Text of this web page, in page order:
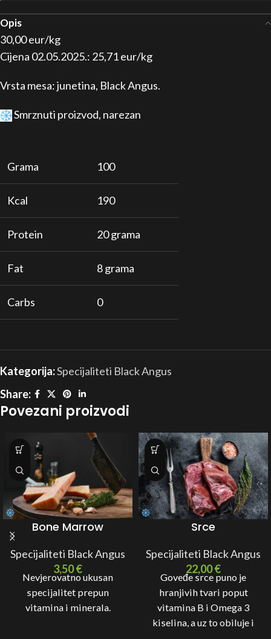
Opis
30,00 eur/kg
Cijena 02.05.2025.: 25,71 eur/kg
Vrsta mesa: junetina, Black Angus.
Smrznuti proizvod, narezan
Grama 100
Kcal 190
Protein 20 grama
Fat 8 grama
Carbs 0
Kategorija:Specijaliteti Black Angus
Share:
Povezani proizvodi
Bone Marrow
Specijaliteti Black Angus
3,50€
Nevjerovatno ukusan
specijalitet prepun
vitamina i minerala.
Srce
Specijaliteti Black Angus
22,00€
Goveđe srce puno je
hranjivih tvari poput
vitamina B i Omega 3
kiselina, a uz to obiluje i